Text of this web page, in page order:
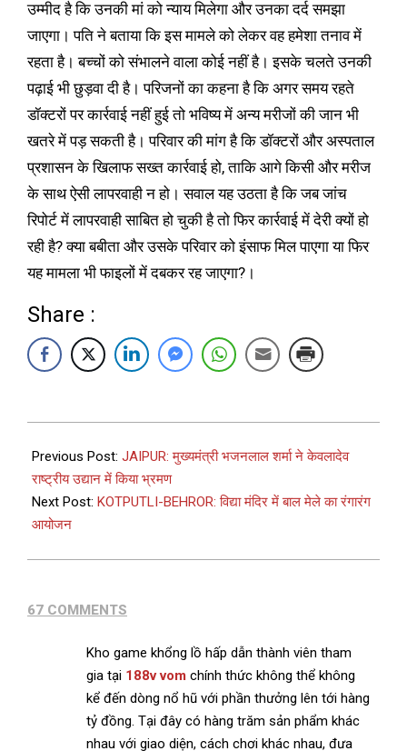
उम्मीद है कि उनकी मां को न्याय मिलेगा और उनका दर्द समझा
जाएगा। पति ने बताया कि इस मामले को लेकर वह हमेशा तनाव में
रहता है। बच्चों को संभालने वाला कोई नहीं है। इसके चलते उनकी
पढ़ाई भी छुड़वा दी है। परिजनों का कहना है कि अगर समय रहते
डॉक्टरों पर कार्रवाई नहीं हुई तो भविष्य में अन्य मरीजों की जान भी
खतरे में पड़ सकती है। परिवार की मांग है कि डॉक्टरों और अस्पताल
प्रशासन के खिलाफ सख्त कार्रवाई हो, ताकि आगे किसी और मरीज
के साथ ऐसी लापरवाही न हो। सवाल यह उठता है कि जब जांच
रिपोर्ट में लापरवाही साबित हो चुकी है तो फिर कार्रवाई में देरी क्यों हो
रही है? क्या बबीता और उसके परिवार को इंसाफ मिल पाएगा या फिर
यह मामला भी फाइलों में दबकर रह जाएगा?।
Share :
Previous Post: JAIPUR: मुख्यमंत्री भजनलाल शर्मा ने केवलादेव
राष्ट्रीय उद्यान में किया भ्रमण
Next Post: KOTPUTLI-BEHROR: विद्या मंदिर में बाल मेले का रंगारंग
आयोजन
67 COMMENTS
Kho game khổng lồ hấp dẫn thành viên tham
gia tại 188v vom chính thức không thể không
kể đến dòng nổ hũ với phần thưởng lên tới hàng
tỷ đồng. Tại đây có hàng trăm sản phẩm khác
nhau với giao diện, cách chơi khác nhau, đưa